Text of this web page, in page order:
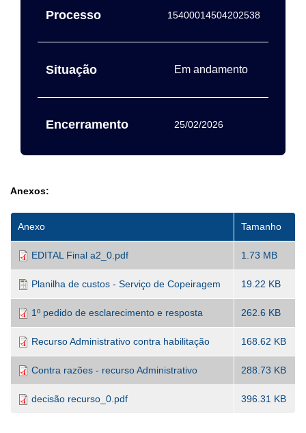
Processo 15400014504202538
Situação Em andamento
Encerramento 25/02/2026
Anexos:
Anexo Tamanho
EDITAL Final a2_0.pdf 1.73 MB
Planilha de custos - Serviço de Copeiragem 19.22 KB
1º pedido de esclarecimento e resposta 262.6 KB
Recurso Administrativo contra habilitação 168.62 KB
Contra razões - recurso Administrativo 288.73 KB
decisão recurso_0.pdf 396.31 KB